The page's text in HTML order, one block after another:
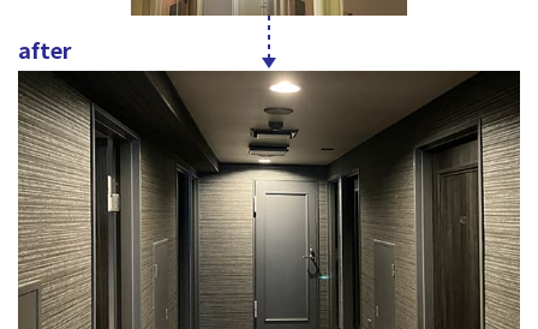
after